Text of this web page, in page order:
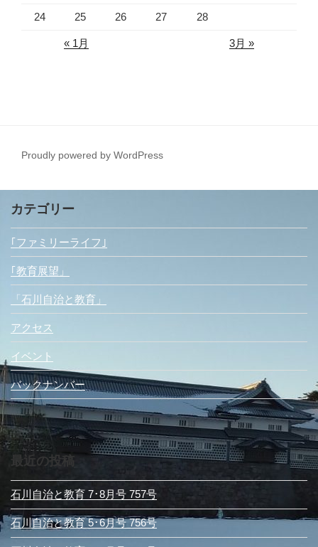
24 25 26 27 28
« 1月 3月 »
Proudly powered by WordPress
カテゴリー
｢ファミリーライフ｣
｢教育展望」
「石川自治と教育」
アクセス
イベント
バックナンバー
最近の投稿
石川自治と教育 7･8月号 757号
石川自治と教育 5･6月号 756号